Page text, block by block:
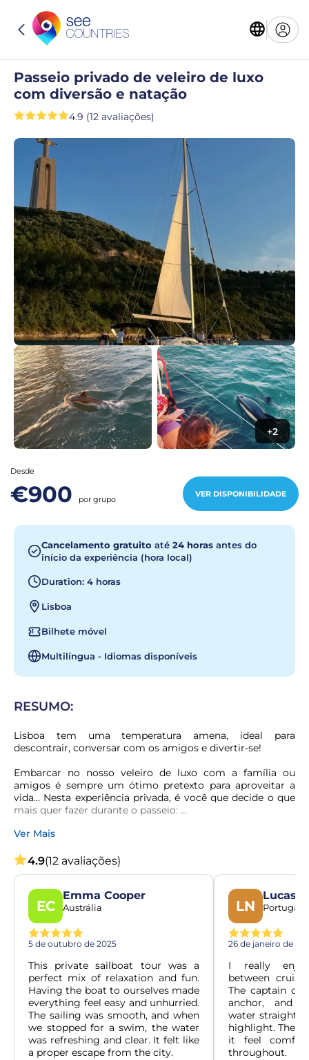
Passeio privado de veleiro de luxo
com diversão e natação
4.9 (12 avaliações)
+2
Desde
€900 por grupo
VER DISPONIBILIDADE
Cancelamento gratuito até 24 horas antes do
início da experiência (hora local)
Duration: 4 horas
Lisboa
Bilhete móvel
Multilíngua - Idiomas disponíveis
RESUMO:
Lisboa tem uma temperatura amena, ideal para
descontrair, conversar com os amigos e divertir-se!
Embarcar no nosso veleiro de luxo com a família ou
amigos é sempre um ótimo pretexto para aproveitar a
vida... Nesta experiência privada, é você que decide o que
mais quer fazer durante o passeio: ...
Ver Mais
4.9(12 avaliações)
EC
Emma Cooper
Austrália
5 de outubro de 2025
This private sailboat tour was a
perfect mix of relaxation and fun.
Having the boat to ourselves made
everything feel easy and unhurried.
The sailing was smooth, and when
we stopped for a swim, the water
was refreshing and clear. It felt like
a proper escape from the city.
LN
Lucas
Portugal
26 de janeiro de
I really
between
The captain
anchor, and
water straight
highlight. The
it feel
throughout.